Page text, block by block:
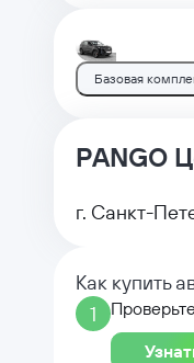
Базовая
PANGO
г. Санкт-
Как купить
1